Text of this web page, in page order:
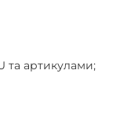
та артикулами;